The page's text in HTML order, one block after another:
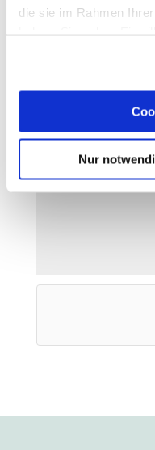
die sie im Rahmen
Erfahren Sie in unserer
darüber, wer wir sind,
und wie wir
Sie können Ihre
Nur